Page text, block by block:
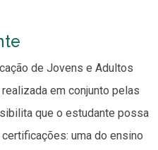
de Jovens e Adultos
em conjunto pelas
que o estudante possa
uma do ensino